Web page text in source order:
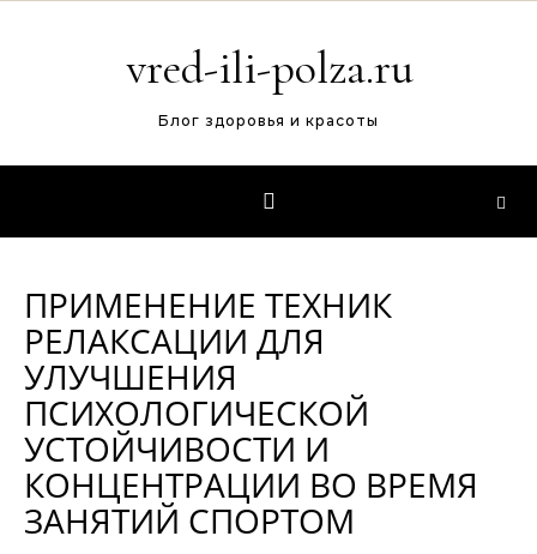
vred-ili-polza.ru
Блог здоровья и красоты
ПРИМЕНЕНИЕ ТЕХНИК
РЕЛАКСАЦИИ ДЛЯ
УЛУЧШЕНИЯ
ПСИХОЛОГИЧЕСКОЙ
УСТОЙЧИВОСТИ И
КОНЦЕНТРАЦИИ ВО ВРЕМЯ
ЗАНЯТИЙ СПОРТОМ